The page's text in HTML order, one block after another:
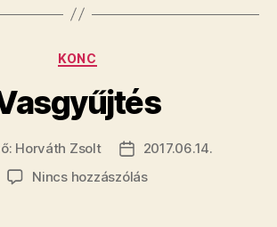
Kategóriák
KONC
Horváth Zsolt
Bejegyzés
dátuma
2017.06.14.
Nincs hozzászólása(z)